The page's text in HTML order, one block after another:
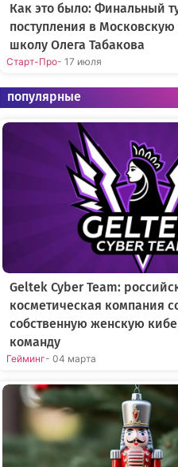
Как это было: Финальный
поступления в Московскую
школу Олега Табакова
Старт-Про- 17 июля
популярные
Geltek Cyber Team:
косметическая компания
собственную женскую
команду
Гейминг- 04 марта